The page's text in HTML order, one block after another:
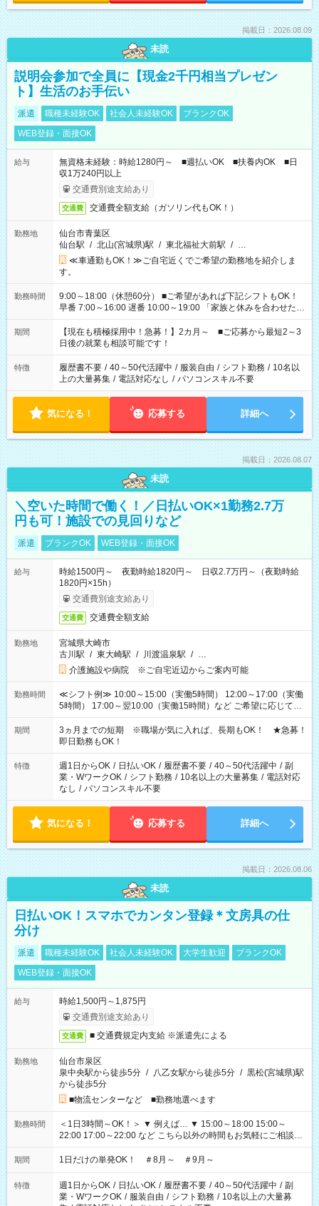
掲載日：2026.08.09
未読
説明会参加で全員に【現金2千円相当プレゼン
ト】生活のお手伝い
派遣 職種未経験OK 社会人未経験OK
ブランクOK
WEB登録・面接OK
給与
無資格未経験：時給1280円～ ■週払いOK ■扶養内OK ■日
収1万240円以上
交通費別途支給あり
交通費 交通費全額支給（ガソリン代もOK！）
勤務地
仙台市青葉区
仙台駅 / 北山(宮城県)駅 / 東北福祉大前駅 / …
≪車通勤もOK！≫ご自宅近くでご希望の勤務地を紹介しま
す。
勤務時間
9:00～18:00（休憩60分） ■ご希望があれば下記シフトもOK！
早番 7:00～16:00 遅番 10:00～19:00 「家族と休みを合わせた
い」 「余裕を持って夕飯の準備がしたい」 「できれば残業はし
たくない」 など、ご希望を教えてくださいね。 ※Wワーク希望
の方へ 今ご覧のお仕事で希望する勤務時間と、もう1つのお仕事
の勤務時間。 合計で週40時間を超える場合は応募できません。
期間
【現在も積極採用中！急募！】2カ月～ ■ご応募から最短2～3
日後の就業も相談可能です！
特徴 履歴書不要 / 40～50代活躍中 / 服装自由 / シフト勤務 / 10名以
上の大量募集 / 電話対応なし / パソコンスキル不要
気になる！ 応募する 詳細へ
掲載日：2026.08.07
未読
＼空いた時間で働く！／日払いOK×1勤務2.7万
円も可！施設での見回りなど
派遣 ブランクOK WEB登録・面接OK
給与
時給1500円～ 夜勤時給1820円～ 日収2.7万円～（夜勤時給
1820円×15h）
交通費別途支給あり
交通費 交通費全額支給
勤務地
宮城県大崎市
古川駅 / 東大崎駅 / 川渡温泉駅 / …
介護施設や病院 ※ご自宅近辺からご案内可能
勤務時間
≪シフト例≫ 10:00～15:00（実働5時間） 12:00～17:00（実働
5時間） 17:00～翌10:00（実働15時間）など ご希望に応じて、
働く時間は調整できます！ お気軽に担当へ相談ください！
期間
3ヵ月までの短期 ※職場が気に入れば、長期もOK！ ★急募！
即日勤務もOK！
特徴 週1日からOK / 日払いOK / 履歴書不要 / 40～50代活躍中 / 副
業・WワークOK / シフト勤務 / 10名以上の大量募集 / 電話対応
なし / パソコンスキル不要
気になる！ 応募する 詳細へ
掲載日：2026.08.06
未読
日払いOK！スマホでカンタン登録＊文房具の仕
分け
派遣 職種未経験OK 社会人未経験OK 大学生歓迎
ブランクOK
WEB登録・面接OK
給与
時給1,500円～1,875円
交通費別途支給あり
交通費 ■ 交通費規定内支給 ※派遣先による
勤務地
仙台市泉区
泉中央駅から徒歩5分 / 八乙女駅から徒歩5分 / 黒松(宮城県)駅
から徒歩5分
■物流センターなど ■勤務地選べます
勤務時間
＜1日3時間～OK！＞ ▼ 例えば… ▼ 15:00～18:00 15:00～
22:00 17:00～22:00 など こちら以外の時間もお気軽にご相談く
ださい！
期間 1日だけの単発OK！ ＃8月～ ＃9月～
特徴 週1日からOK / 日払いOK / 履歴書不要 / 40～50代活躍中 / 副
業・WワークOK / 服装自由 / シフト勤務 / 10名以上の大量募